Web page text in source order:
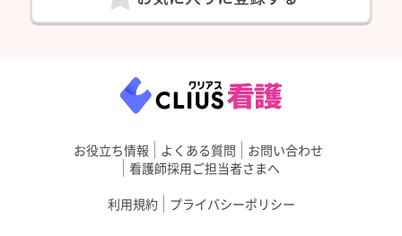
お役立ち情報 よくある質問
お問い合わせ
看護師採用ご担当者さまへ
利用規約
プライバシーポリシー